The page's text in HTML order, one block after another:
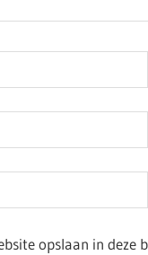
opslaan in deze